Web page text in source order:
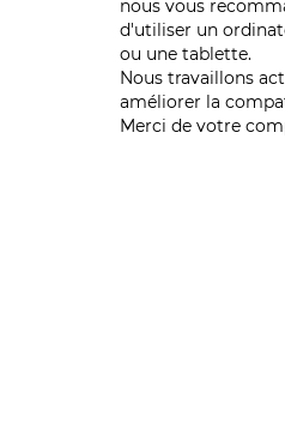
nous vous
d'utiliser un
ou une tablette.
Nous travaillons
améliorer la
Merci de votre